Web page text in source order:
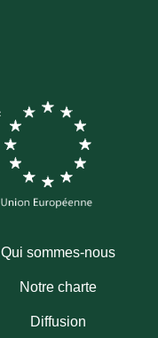
Qui sommes-nous
Notre charte
Diffusion